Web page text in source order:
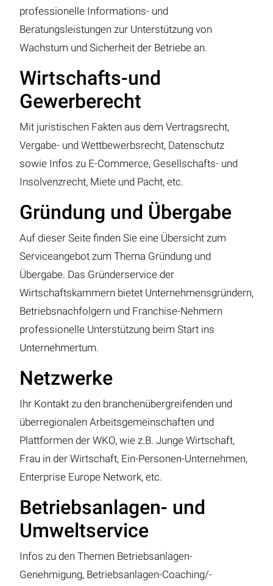
professionelle Informations- und
Beratungsleistungen zur Unterstützung von
Wachstum und Sicherheit der Betriebe an.
Wirtschafts-und
Gewerberecht
Mit juristischen Fakten aus dem Vertragsrecht,
Vergabe- und Wettbewerbsrecht, Datenschutz
sowie Infos zu E-Commerce, Gesellschafts- und
Insolvenzrecht, Miete und Pacht, etc.
Gründung und Übergabe
Auf dieser Seite finden Sie eine Übersicht zum
Serviceangebot zum Thema Gründung und
Übergabe. Das Gründerservice der
Wirtschaftskammern bietet Unternehmensgründern,
Betriebsnachfolgern und Franchise-Nehmern
professionelle Unterstützung beim Start ins
Unternehmertum.
Netzwerke
Ihr Kontakt zu den branchenübergreifenden und
überregionalen Arbeitsgemeinschaften und
Plattformen der WKO, wie z.B. Junge Wirtschaft,
Frau in der Wirtschaft, Ein-Personen-Unternehmen,
Enterprise Europe Network, etc.
Betriebsanlagen- und
Umweltservice
Infos zu den Themen Betriebsanlagen-
Genehmigung, Betriebsanlagen-Coaching/-